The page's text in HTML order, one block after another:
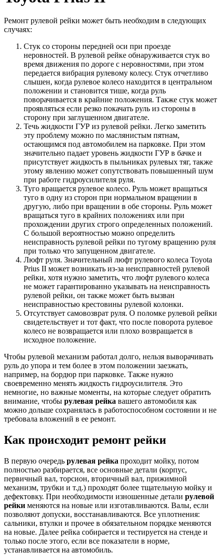
Ремонт рулевой рейки может быть необходим в следующих
случаях:
Стук со стороны передней оси при проезде
неровностей. В рулевой рейке обнаруживается стук во
время движения по дороге с неровностями, при этом
передается вибрация рулевому колесу. Стук отчетливо
слышен, когда рулевое колесо находится в центральном
положении и становится тише, когда руль
поворачивается в крайние положения. Также стук может
проявляться если резко покачать руль из стороны в
сторону при заглушенном двигателе.
Течь жидкости ГУР из рулевой рейки. Легко заметить
эту проблему можно по маслянистым пятнам,
остающимся под автомобилем на парковке. При этом
значительно падает уровень жидкости ГУР в бачке и
присутствует жидкость в пыльниках рулевых тяг, также
этому явлению может сопутствовать повышенный шум
при работе гидроусилителя руля.
Туго вращается рулевое колесо. Руль может вращаться
туго в одну из сторон при нормальном вращении в
другую, либо при вращении в обе стороны. Руль может
вращаться туго в крайних положениях или при
прохождении других строго определенных положений.
С большой вероятностью можно определить
неисправность рулевой рейки по тугому вращению руля
при только что запущенном двигателе.
Люфт руля. Значительный люфт рулевого колеса Toyota
Prius II может возникать из-за неисправностей рулевой
рейки, хотя нужно заметить, что люфт рулевого колеса
не может гарантированно указывать на неисправность
рулевой рейки, он также может быть вызван
неисправностью крестовины рулевой колонки.
Отсутствует самовозврат руля. О поломке рулевой рейки
свидетельствует и тот факт, что после поворота рулевое
колесо не возвращается или плохо возвращается в
исходное положение.
Чтобы рулевой механизм работал долго, нельзя выворачивать
руль до упора и тем более в этом положении заезжать,
например, на бордюр при парковке. Также нужно
своевременно менять жидкость гидроусилителя. Это
немногие, но важные моменты, на которые следует обратить
внимание, чтобы рулевая рейка вашего автомобиля как
можно дольше сохранялась в работоспособном состоянии и не
требовала вложений в ее ремонт.
Как происходит ремонт рейки
В первую очередь рулевая рейка проходит мойку, потом
полностью разбирается, все основные детали (корпус,
первичный вал, торсион, вторичный вал, прижимной
механизм, трубки и т.д.) проходят более тщательную мойку и
дефектовку. При необходимости изношенные детали рулевой
рейки меняются на новые или изготавливаются. Валы, если
позволяют допуски, восстанавливаются. Все уплотнения:
сальники, втулки и прочее в обязательном порядке меняются
на новые. Далее рейка собирается и тестируется на стенде и
только после этого, если все показатели в норме,
устанавливается на автомобиль.